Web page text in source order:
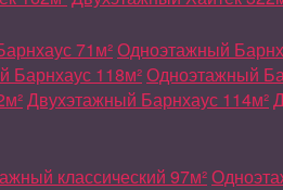
71м²Одноэтажный
Барнхаус 118м²Одноэтажный
Двухэтажный Барнхаус 114м²
классический 97м²